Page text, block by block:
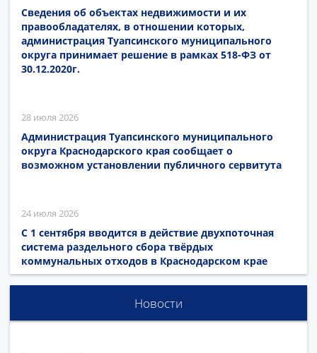
Сведения об объектах недвижимости и их
правообладателях, в отношении которых,
администрация Туапсинского муниципального
округа принимает решение в рамках 518-ФЗ от
30.12.2020г.
28 июля 2026
Администрация Туапсинского муниципального
округа Краснодарского края сообщает о
возможном установлении публичного сервитута
24 июля 2026
С 1 сентября вводится в действие двухпоточная
система раздельного сбора твёрдых
коммунальных отходов в Краснодарском крае
Новости